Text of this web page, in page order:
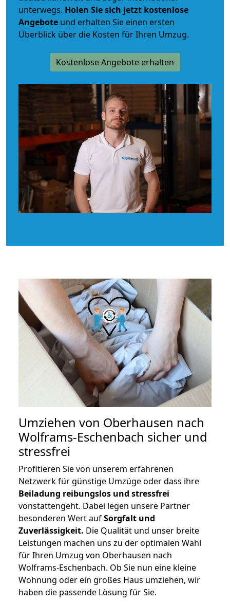
unterwegs. Holen Sie sich jetzt kostenlose
Angebote und erhalten Sie einen ersten
Überblick über die Kosten für Ihren Umzug.
Kostenlose Angebote erhalten
Umziehen von Oberhausen nach
Wolframs-Eschenbach sicher und
stressfrei
Profitieren Sie von unserem erfahrenen
Netzwerk für günstige Umzüge oder dass ihre
Beiladung reibungslos und stressfrei
vonstattengeht. Dabei legen unsere Partner
besonderen Wert aufSorgfalt und
Zuverlässigkeit. Die Qualität und unser breite
Leistungen machen uns zu der optimalen Wahl
für Ihren Umzug von Oberhausen nach
Wolframs-Eschenbach. Ob Sie nun eine kleine
Wohnung oder ein großes Haus umziehen, wir
haben die passende Lösung für Sie.